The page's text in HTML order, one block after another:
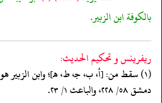
بالكوفة ابن الزبير.
ريفرينس و تحكيم الحدیث:
(١) سقط من: [أ، ب، جـ، ط، هـ]؛ وابن الزبير
دمشق ٥٨/ ٢٢٨، والباعث ١/ ٢٣.